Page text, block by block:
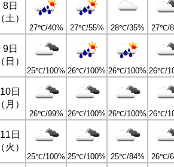
8日
（土）
27℃/40% 27℃/55% 28℃/35% 27℃/
9日
（日）
25℃/100% 26℃/100% 26℃/100% 26℃/
10日
（月）
26℃/99% 26℃/100% 26℃/100% 26℃/
11日
（火）
25℃/100% 25℃/100% 25℃/84% 26℃/